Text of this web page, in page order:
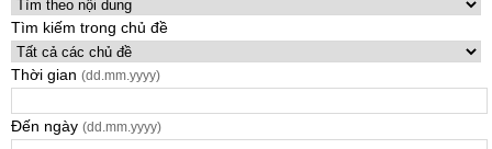
Tìm kiếm trong chủ đề
Thời gian (dd.mm.yyyy)
Đến ngày (dd.mm.yyyy)